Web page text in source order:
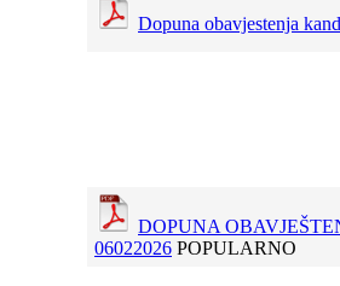
Dopuna obavjestenja
DOPUNA
06022026 POPULARNO